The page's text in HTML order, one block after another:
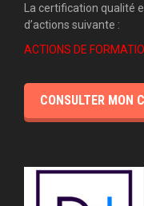
La certification qualité
d’actions suivante :
ACTIONS DE
CONSULTER MON